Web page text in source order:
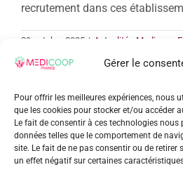
Gérer le
Pour offrir les meilleures expériences, nous
que les cookies pour stocker et/ou accéder
Le fait de consentir à ces technologies nous
données telles que le comportement de
site. Le fait de ne pas consentir ou de retirer
un effet négatif sur certaines
recrutement dans ces
29 octobre 2025 | Actualités Medicoop
Sud-
Est
sensibilisée
à
l’Alzheimer
précoce
Share This Story,